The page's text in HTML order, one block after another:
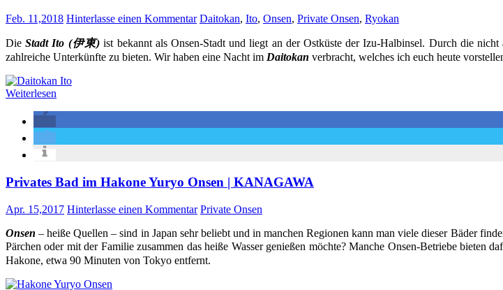
Feb. 11,2018 Hinterlasse einen Kommentar Daitokan, Ito, Onsen, Private Onsen, Ryokan
DieStadt Ito (伊東) ist bekannt als Onsen-Stadt und liegt an der Ostküste der Izu-Halbinsel. Durch die
zahlreiche Unterkünfte zu bieten. Wir haben eine Nacht im Daitokan verbracht, welches ich euch heute
Weiterlesen
Privates Bad im Hakone Yuryo Onsen | KANAGAWA
Apr. 15,2017 Hinterlasse einen Kommentar Private Onsen
Onsen – heiße Quellen – sind in Japan sehr beliebt und in manchen Regionen kann man viele dieser Bäder
Pärchen oder mit der Familie zusammen das heiße Wasser genießen möchte? Manche Onsen-Betriebe bieten
Hakone, etwa 90 Minuten von Tokyo entfernt.